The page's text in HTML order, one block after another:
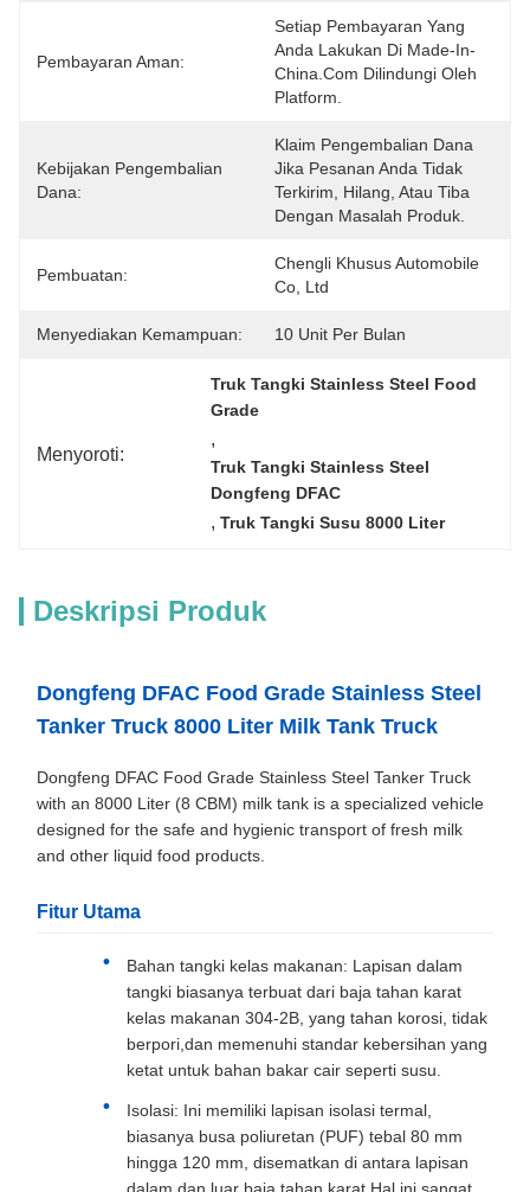
Pembayaran Aman:
Setiap Pembayaran Yang
Anda Lakukan Di Made-In-
China.com Dilindungi Oleh
Platform.
Kebijakan Pengembalian
Dana:
Klaim Pengembalian Dana
Jika Pesanan Anda Tidak
Terkirim, Hilang, Atau Tiba
Dengan Masalah Produk.
Pembuatan:
Chengli Khusus Automobile
Co, Ltd
Menyediakan Kemampuan: 10 Unit Per Bulan
Menyoroti:
Truk Tangki Stainless Steel Food
Grade
,
Truk Tangki Stainless Steel
Dongfeng DFAC
, Truk Tangki Susu 8000 Liter
Deskripsi Produk
Dongfeng DFAC Food Grade Stainless Steel
Tanker Truck 8000 Liter Milk Tank Truck
Dongfeng DFAC Food Grade Stainless Steel Tanker Truck
with an 8000 Liter (8 CBM) milk tank is a specialized vehicle
designed for the safe and hygienic transport of fresh milk
and other liquid food products.
Fitur Utama
Bahan tangki kelas makanan: Lapisan dalam
tangki biasanya terbuat dari baja tahan karat
kelas makanan 304-2B, yang tahan korosi, tidak
berpori,dan memenuhi standar kebersihan yang
ketat untuk bahan bakar cair seperti susu.
Isolasi: Ini memiliki lapisan isolasi termal,
biasanya busa poliuretan (PUF) tebal 80 mm
hingga 120 mm, disematkan di antara lapisan